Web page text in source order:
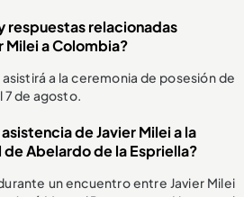
respuestas relacionadas
Milei a Colombia?
a la ceremonia de posesión de
7 de agosto.
de Javier Milei a la
Abelardo de la Espriella?
un encuentro entre Javier Milei